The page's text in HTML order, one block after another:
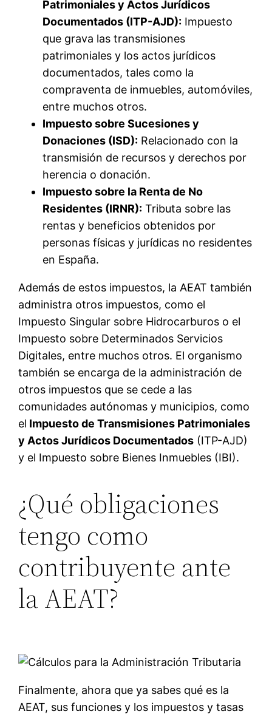
Patrimoniales y Actos Jurídicos
Documentados (ITP-AJD): Impuesto
que grava las transmisiones
patrimoniales y los actos jurídicos
documentados, tales como la
compraventa de inmuebles, automóviles,
entre muchos otros.
Impuesto sobre Sucesiones y
Donaciones (ISD): Relacionado con la
transmisión de recursos y derechos por
herencia o donación.
Impuesto sobre la Renta de No
Residentes (IRNR): Tributa sobre las
rentas y beneficios obtenidos por
personas físicas y jurídicas no residentes
en España.
Además de estos impuestos, la AEAT también
administra otros impuestos, como el
Impuesto Singular sobre Hidrocarburos o el
Impuesto sobre Determinados Servicios
Digitales, entre muchos otros. El organismo
también se encarga de la administración de
otros impuestos que se cede a las
comunidades autónomas y municipios, como
el Impuesto de Transmisiones Patrimoniales
y Actos Jurídicos Documentados (ITP-AJD)
y el Impuesto sobre Bienes Inmuebles (IBI).
¿Qué obligaciones
tengo como
contribuyente ante
la AEAT?
Finalmente, ahora que ya sabes qué es la
AEAT, sus funciones y los impuestos y tasas